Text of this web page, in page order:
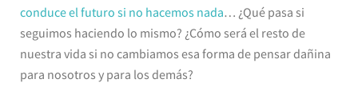
conduce el futuro si no hacemos nada… ¿Qué pasa si
seguimos haciendo lo mismo? ¿Cómo será el resto de
nuestra vida si no cambiamos esa forma de pensar dañina
para nosotros y para los demás?